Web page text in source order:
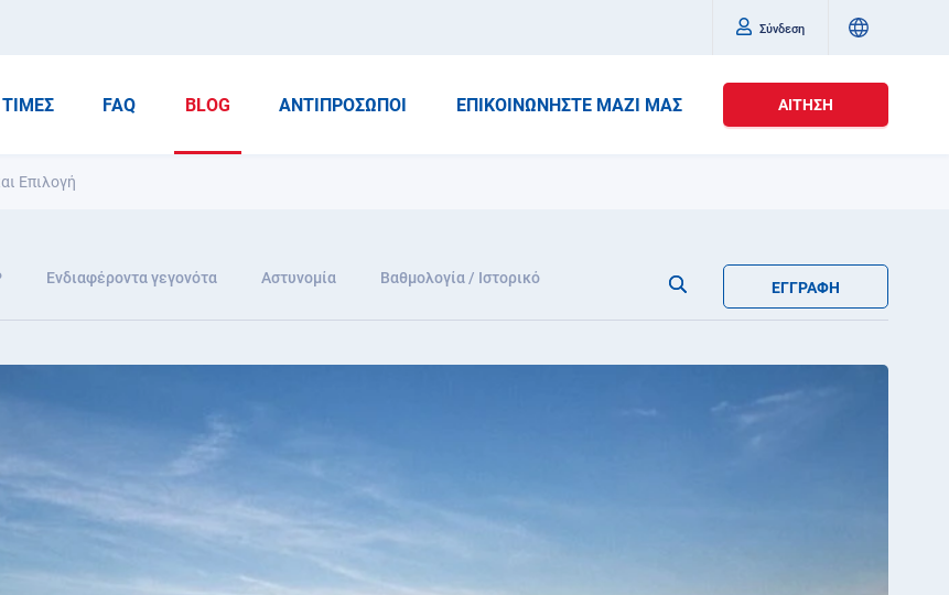
Σύνδεση
ΤΙΜΈΣ FAQ BLOG ΑΝΤΙΠΡΌΣΩΠΟΙ ΕΠΙΚΟΙΝΩΝΉΣΤΕ ΜΑΖΊ ΜΑΣ ΑΊΤΗΣΗ
Επιλογή
Ενδιαφέροντα γεγονότα Αστυνομία
Βαθμολογία / Ιστορικό
ΕΓΓΡΑΦΉ